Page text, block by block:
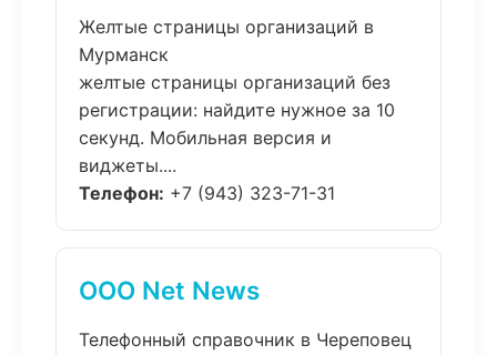
Желтые страницы организаций в
Мурманск
желтые страницы организаций без
регистрации: найдите нужное за 10
секунд. Мобильная версия и
виджеты....
Телефон: +7 (943) 323-71-31
ООО Net News
Телефонный справочник в Череповец